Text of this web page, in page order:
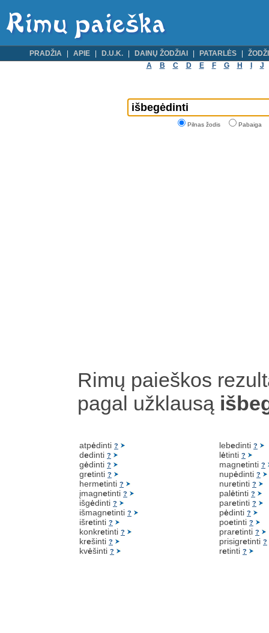
PRADŽIA APIE D.U.K. DAINŲ ŽODŽIAI PATARLĖS
A
B C D E F G H J
Pilnas žodis Pabaiga
Rimų paieškos
pagal užklausą
atpėdinti ?
dedinti ?
gėdinti ?
gretinti ?
hermetinti ?
įmagnetinti ?
išgėdinti ?
išmagnetinti ?
išretinti ?
konkretinti ?
krešinti ?
kvėšinti ?
lebedinti ?
lėtinti ?
magnetinti ?
nupėdinti ?
nuretinti ?
palėtinti ?
paretinti ?
pėdinti ?
poetinti ?
praretinti ?
prisigretinti ?
retinti ?